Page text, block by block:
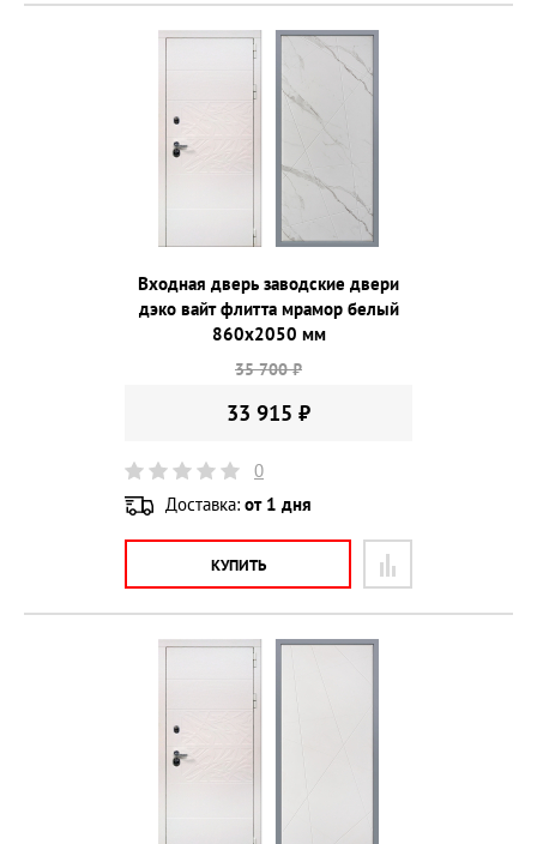
Входная дверь заводские двери
дэко вайт флитта мрамор белый
860х2050 мм
35 700 ₽
33 915 ₽
0
Доставка: от 1 дня
КУПИТЬ